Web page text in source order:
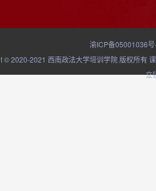
渝ICP备05001036
© 2020-2021 西南政法大学培训学院 版权所有
立